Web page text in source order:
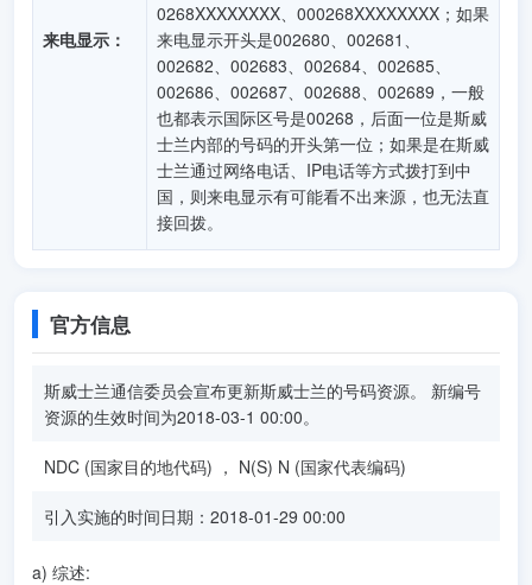
来电显示：
0268XXXXXXXX、000268XXXXXXXX；如果
来电显示开头是002680、002681、
002682、002683、002684、002685、
002686、002687、002688、002689，一般
也都表示国际区号是00268，后面一位是斯威
士兰内部的号码的开头第一位；如果是在斯威
士兰通过网络电话、IP电话等方式拨打到中
国，则来电显示有可能看不出来源，也无法直
接回拨。
官方信息
斯威士兰通信委员会宣布更新斯威士兰的号码资源。 新编号
资源的生效时间为2018-03-1 00:00。
NDC (国家目的地代码) ， N(S) N (国家代表编码)
引入实施的时间日期：2018-01-29 00:00
a) 综述: